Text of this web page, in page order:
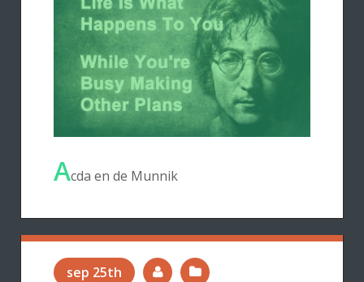
Acda en de Munnik
sep 25th